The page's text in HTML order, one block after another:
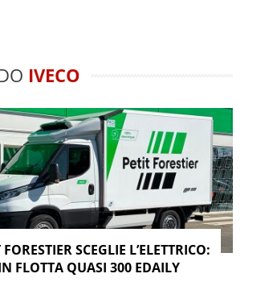
IVECO
FORESTIER SCEGLIE L’ELETTRICO:
FLOTTA QUASI 300 EDAILY